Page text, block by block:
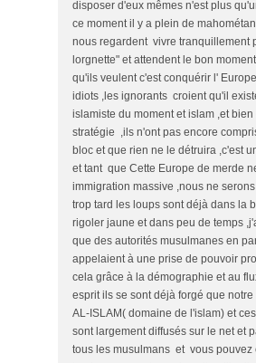
disposer d'eux mêmes n'est plus
ce moment il y a plein de
nous regardent vivre tranquillement
lorgnette" et attendent le bon
qu'ils veulent c'est conquérir l'
idiots ,les ignorants croient qu'il
islamiste du moment et islam ,et
stratégie ,ils n'ont pas encore
bloc et que rien ne le détruira ,c'est
et tant que Cette Europe de merde
immigration massive ,nous ne
trop tard les loups sont déjà dans la
rigoler jaune et dans peu de temps
que des autorités musulmanes en
appelaient à une prise de pouvoir
cela grâce à la démographie et au
esprit ils se sont déjà forgé que
AL-ISLAM( domaine de l'islam) et
sont largement diffusés sur le net et
tous les musulmans et vous pouvez